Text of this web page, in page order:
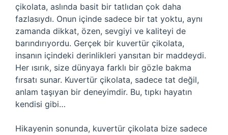
çikolata, aslında basit bir tatlıdan çok daha
fazlasıydı. Onun içinde sadece bir tat yoktu, aynı
zamanda dikkat, özen, sevgiyi ve kaliteyi de
barındırıyordu. Gerçek bir kuvertür çikolata,
insanın içindeki derinlikleri yansıtan bir maddeydi.
Her ısırık, size dünyaya farklı bir gözle bakma
fırsatı sunar. Kuvertür çikolata, sadece tat değil,
anlam taşıyan bir deneyimdir. Bu, tıpkı hayatın
kendisi gibi…
Hikayenin sonunda, kuvertür çikolata bize sadece